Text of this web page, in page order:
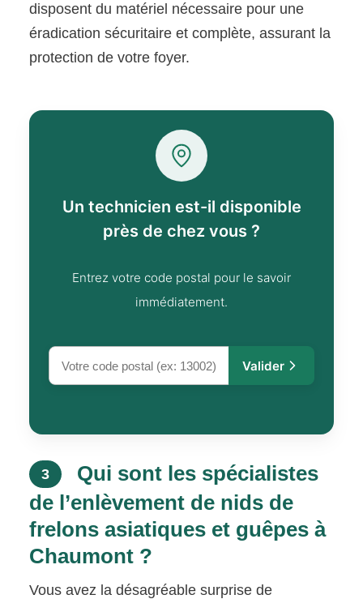
disposent du matériel nécessaire pour une
éradication sécuritaire et complète, assurant la
protection de votre foyer.
Un technicien est-il disponible
près de chez vous ?
Entrez votre code postal pour le savoir
immédiatement.
Valider
3
Qui sont les spécialistes
de l’enlèvement de nids de
frelons asiatiques et guêpes à
Chaumont ?
Vous avez la désagréable surprise de